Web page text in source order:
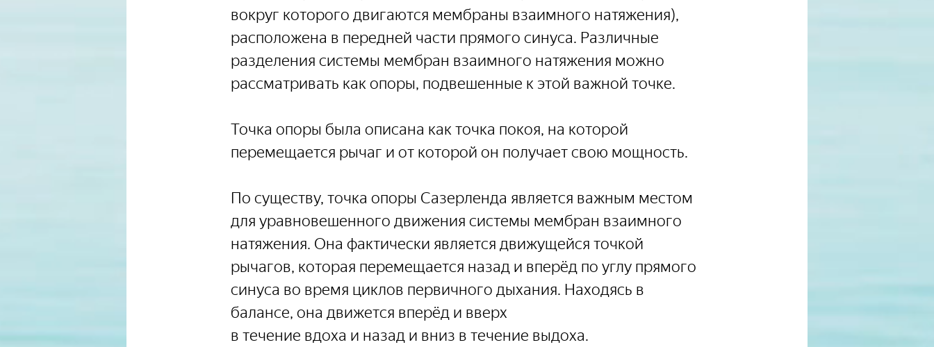
вокруг которого двигаются мембраны взаимного натяжения),
расположена в передней части прямого синуса. Различные
разделения системы мембран взаимного натяжения можно
рассматривать как опоры, подвешенные к этой важной точке.
Точка опоры была описана как точка покоя, на которой
перемещается рычаг и от которой он получает свою мощность.
По существу, точка опоры Сазерленда является важным местом
для уравновешенного движения системы мембран взаимного
натяжения. Она фактически является движущейся точкой
рычагов, которая перемещается назад и вперёд по углу прямого
синуса во время циклов первичного дыхания. Находясь в
балансе, она движется вперёд и вверх
в течение вдоха и назад и вниз в течение выдоха.